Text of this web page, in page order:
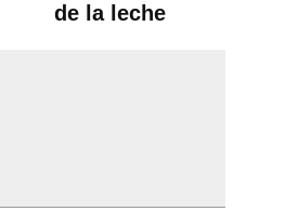
de la leche